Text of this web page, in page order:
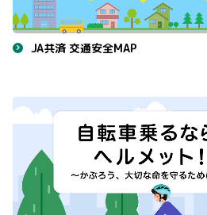
JA共済 交通安全MAP